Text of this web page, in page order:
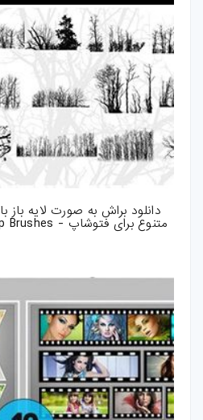
دانلود براش به صورت لایه
متنوع برای فتوشاپ - Rons Trees Photoshop Brushes